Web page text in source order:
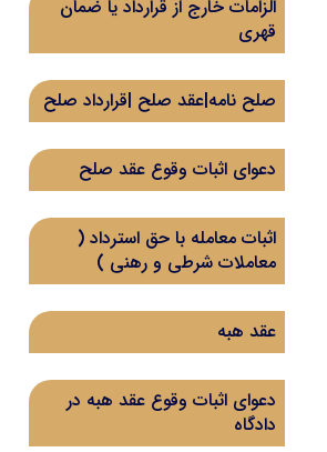
الزامات خارج از قرارداد یا ضمان
قهری
صلح نامه|عقد صلح |قرارداد صلح
دعوای اثبات وقوع عقد صلح
اثبات معامله با حق استرداد (‌
معاملات شرطی و رهنی )‌
عقد هبه
دعوای اثبات وقوع عقد هبه در
دادگاه